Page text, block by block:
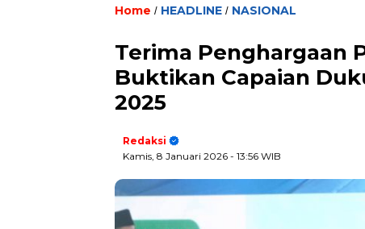
Home / HEADLINE / NASIONAL
Terima Penghargaan
Buktikan Capaian
2025
Redaksi
Kamis, 8 Januari 2026 - 13:56 WIB